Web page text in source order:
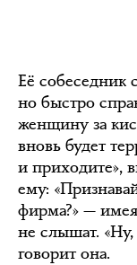
Её собеседник
но быстро
женщину за
вновь будет
и приходите»,
ему:
фирма?» —
не слышат.
говорит она.